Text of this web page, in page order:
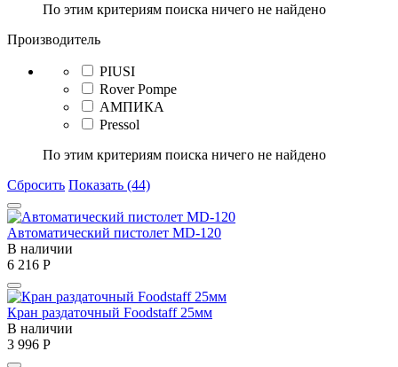
По этим критериям поиска ничего не найдено
Производитель
PIUSI
Rover Pompe
АМПИКА
Pressol
По этим критериям поиска ничего не найдено
Сбросить Показать (44)
Автоматический пистолет MD-120
В наличии
6 216 Р
Кран раздаточный Foodstaff 25мм
В наличии
3 996 Р